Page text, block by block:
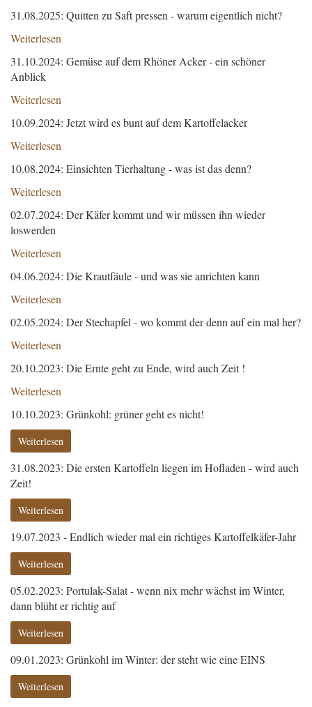
31.08.2025: Quitten zu Saft pressen - warum eigentlich nicht?
Weiterlesen
31.10.2024: Gemüse auf dem Rhöner Acker - ein schöner
Anblick
Weiterlesen
10.09.2024: Jetzt wird es bunt auf dem Kartoffelacker
Weiterlesen
10.08.2024: Einsichten Tierhaltung - was ist das denn?
Weiterlesen
02.07.2024: Der Käfer kommt und wir müssen ihn wieder
loswerden
Weiterlesen
04.06.2024: Die Krautfäule - und was sie anrichten kann
Weiterlesen
02.05.2024: Der Stechapfel - wo kommt der denn auf ein mal her?
Weiterlesen
20.10.2023: Die Ernte geht zu Ende, wird auch Zeit !
Weiterlesen
10.10.2023: Grünkohl: grüner geht es nicht!
Weiterlesen
31.08.2023: Die ersten Kartoffeln liegen im Hofladen - wird auch
Zeit!
Weiterlesen
19.07.2023 - Endlich wieder mal ein richtiges Kartoffelkäfer-Jahr
Weiterlesen
05.02.2023: Portulak-Salat - wenn nix mehr wächst im Winter,
dann blüht er richtig auf
Weiterlesen
09.01.2023: Grünkohl im Winter: der steht wie eine EINS
Weiterlesen